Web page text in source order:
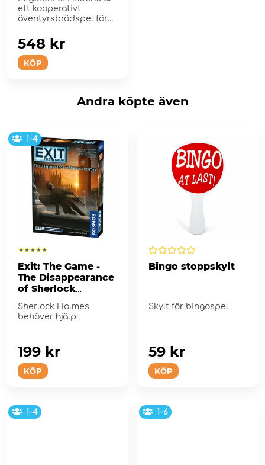
ett kooperativt
äventyrsbrädspel för
KÖP
548 kr
Andra köpte även
1-4
Exit: The Game -
The Disappearance
of Sherlock
Holmes
Sherlock Holmes
behöver hjälp!
KÖP
199 kr
Bingo stoppskylt
Skylt för bingospel
KÖP
59 kr
1-4 1-6